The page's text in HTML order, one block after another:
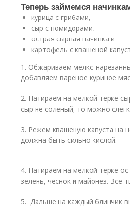
Теперь займемся
курица с грибами,
сыр с помидорами,
острая сырная начинка и
картофель с квашеной
1. Обжариваем мелко
добавляем вареное куриное
2. Натираем на мелкой терке
сыр не соленый, то можно
3. Режем квашеную капуста на
должна быть сильно кислой.
4. Натираем на мелкой терке
зелень, чеснок и майонез. Все
5. Дальше на каждый блинчик